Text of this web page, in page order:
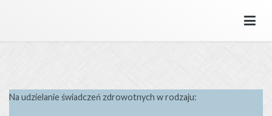
Na udzielanie świadczeń zdrowotnych w rodzaju: